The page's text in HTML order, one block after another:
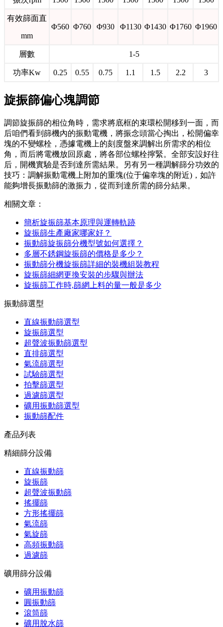
有效篩面直
mm
Φ560 Φ760 Φ930 Φ1130 Φ1430 Φ1760 Φ1960
層數 1-5
功率Kw 0.25 0.55 0.75 1.1 1.5 2.2 3
旋振篩偏心塊調節
調節旋振篩的相位角時，需求將底框的束環松開移到一面，而
后咱們看到篩機內的振動電機，將振念頭當心掏出，松開偏幸
塊的不變螺栓，憑據電機上的刻度盤來調解出所需求的相位
角，而后將電機放回原處，將各部位螺栓擰緊。全部安設好往
后，開機實驗是否到達所需結果。另有另一種調解篩分功效的
技巧：調解振動電機上附加的重塊(位于偏幸塊的附近)，如許
能夠增長振動篩的激振力，從而到達所需的篩分結果。
相關文章：
簡析旋振篩基本原理與運轉軌跡
旋振篩生產廠家哪家好？
振動篩旋振篩分機型號如何選擇？
多層不銹鋼旋振篩的價格是多少？
振動篩分機旋振篩詳細的裝機組裝教程
旋振篩細網更換安裝的步驟與辦法
旋振篩工作時,篩網上料的量一般是多少
振動篩選型
直線振動篩選型
旋振篩選型
超聲波振動篩選型
直排篩選型
氣流篩選型
試驗篩選型
拍擊篩選型
過濾篩選型
礦用振動篩選型
振動篩配件
產品列表
精細篩分設備
直線振動篩
旋振篩
超聲波振動篩
搖擺篩
方形搖擺篩
氣流篩
氣旋篩
高頻振動篩
過濾篩
礦用篩分設備
礦用振動篩
圓振動篩
滾筒篩
礦用脫水篩